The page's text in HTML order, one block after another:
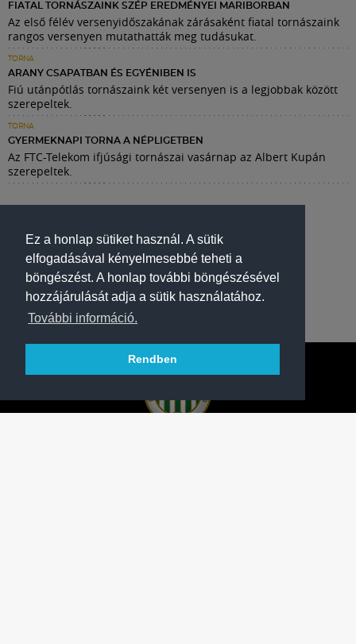
Ez a honlap sütiket használ. A sütik
elfogadásával kényelmesebbé teheti a
böngészést. A honlap további böngészésével
hozzájárulását adja a sütik használatához.
További információ.
Rendben
FIATAL TORNÁSZAINK SZÉP EREDMÉNYEI MARIBORBAN
Az első félév versenyidőszakának zárásaként fiatal tornászaink
rangos versenyen mutathatták meg tudásukat.
TORNA
ARANY CSAPATBAN ÉS EGYÉNIBEN IS
Fiú utánpótlás tornászaink két versenyen is a legjobbak között
szerepeltek.
TORNA
GYERMEKNAPI TORNA A NÉPLIGETBEN
Az FTC-Telekom ifjúsági tornászai vasárnap az Albert Kupán
szerepeltek.